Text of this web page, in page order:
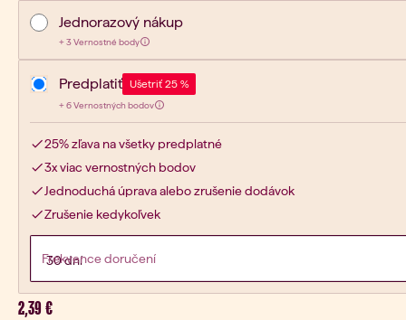
Typ nákupu
Jednorazový nákup
Získaj:
+3
3 Vernostné body
Predplatiť Ušetriť 25 %
Získaj:
+6
6 Vernostných bodov
25% zľava na všetky predplatné
3x viac vernostných bodov
Jednoduchá úprava alebo zrušenie dodávok
Zrušenie kedykoľvek
Frekvence doručení
Aktuálna cena:
2,39 €